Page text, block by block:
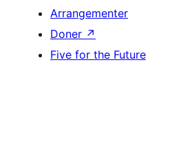
Arrangementer
Doner ↗
Five for the Future